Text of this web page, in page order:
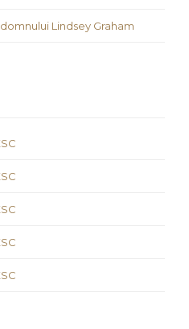
Lindsey Graham